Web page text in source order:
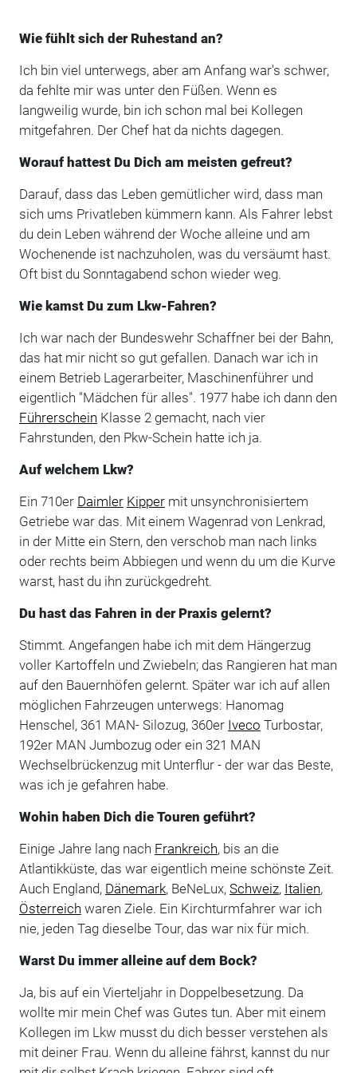
Wie fühlt sich der Ruhestand an?
Ich bin viel unterwegs, aber am Anfang war's schwer,
da fehlte mir was unter den Füßen. Wenn es
langweilig wurde, bin ich schon mal bei Kollegen
mitgefahren. Der Chef hat da nichts dagegen.
Worauf hattest Du Dich am meisten gefreut?
Darauf, dass das Leben gemütlicher wird, dass man
sich ums Privatleben kümmern kann. Als Fahrer lebst
du dein Leben während der Woche alleine und am
Wochenende ist nachzuholen, was du versäumt hast.
Oft bist du Sonntagabend schon wieder weg.
Wie kamst Du zum Lkw-Fahren?
Ich war nach der Bundeswehr Schaffner bei der Bahn,
das hat mir nicht so gut gefallen. Danach war ich in
einem Betrieb Lagerarbeiter, Maschinenführer und
eigentlich "Mädchen für alles". 1977 habe ich dann den
Führerschein Klasse 2 gemacht, nach vier
Fahrstunden, den Pkw-Schein hatte ich ja.
Auf welchem Lkw?
Ein 710er Daimler Kippermit unsynchronisiertem
Getriebe war das. Mit einem Wagenrad von Lenkrad,
in der Mitte ein Stern, den verschob man nach links
oder rechts beim Abbiegen und wenn du um die Kurve
warst, hast du ihn zurückgedreht.
Du hast das Fahren in der Praxis gelernt?
Stimmt. Angefangen habe ich mit dem Hängerzug
voller Kartoffeln und Zwiebeln; das Rangieren hat man
auf den Bauernhöfen gelernt. Später war ich auf allen
möglichen Fahrzeugen unterwegs: Hanomag
Henschel, 361 MAN- Silozug, 360er Iveco Turbostar,
192er MAN Jumbozug oder ein 321 MAN
Wechselbrückenzug mit Unterflur - der war das Beste,
was ich je gefahren habe.
Wohin haben Dich die Touren geführt?
Einige Jahre lang nach Frankreich, bis an die
Atlantikküste, das war eigentlich meine schönste Zeit.
Auch England, Dänemark, BeNeLux, Schweiz, Italien,
Österreich waren Ziele. Ein Kirchturmfahrer war ich
nie, jeden Tag dieselbe Tour, das war nix für mich.
Warst Du immer alleine auf dem Bock?
Ja, bis auf ein Vierteljahr in Doppelbesetzung. Da
wollte mir mein Chef was Gutes tun. Aber mit einem
Kollegen im Lkw musst du dich besser verstehen als
mit deiner Frau. Wenn du alleine fährst, kannst du nur